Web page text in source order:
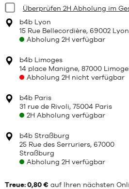
Bedingung:
Neun
Überprüfen 2H Abholung im
b4b Lyon
15 Rue Bellecordière, 69002 Lyon
Abholung 2H verfügbar
b4b Limoges
14 place Manigne, 87000
Abholung 2H nicht verfügbar
b4b Paris
31 rue de Rivoli, 75004 Paris
2H Abholung verfügbar
b4b Straßburg
25 Rue des Serruriers, 67000
Straßburg
Abholung 2H verfügbar
Treue: 0,80 € auf Ihren nächsten